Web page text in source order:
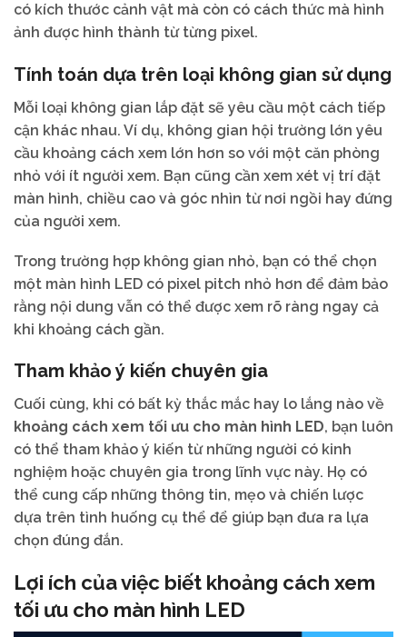
có kích thước cảnh vật mà còn có cách thức mà hình
ảnh được hình thành từ từng pixel.
Tính toán dựa trên loại không gian sử dụng
Mỗi loại không gian lắp đặt sẽ yêu cầu một cách tiếp
cận khác nhau. Ví dụ, không gian hội trường lớn yêu
cầu khoảng cách xem lớn hơn so với một căn phòng
nhỏ với ít người xem. Bạn cũng cần xem xét vị trí đặt
màn hình, chiều cao và góc nhìn từ nơi ngồi hay đứng
của người xem.
Trong trường hợp không gian nhỏ, bạn có thể chọn
một màn hình LED có pixel pitch nhỏ hơn để đảm bảo
rằng nội dung vẫn có thể được xem rõ ràng ngay cả
khi khoảng cách gần.
Tham khảo ý kiến chuyên gia
Cuối cùng, khi có bất kỳ thắc mắc hay lo lắng nào về
khoảng cách xem tối ưu cho màn hình LED, bạn luôn
có thể tham khảo ý kiến từ những người có kinh
nghiệm hoặc chuyên gia trong lĩnh vực này. Họ có
thể cung cấp những thông tin, mẹo và chiến lược
dựa trên tình huống cụ thể để giúp bạn đưa ra lựa
chọn đúng đắn.
Lợi ích của việc biết khoảng cách xem
tối ưu cho màn hình LED